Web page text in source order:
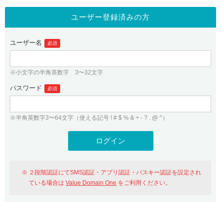
.jpドメインオークション
gTLDオークション NEW!
.jpドメインバックオーダー
プレミアムドメイン
人気ドメインの種類
WHOIS検索
紹介制度
バリュードメインAPI
ドメイン・ホスティングOEM
ログイン
従来のバリュードメインをご利用希望の方
Value Domainにログイン
おすすめ One レンタルサーバーを含む最新の機能を使う方
ユーザー登録
ユーザー登録済みの方
ユーザー名 必須
※小文字の半角英数字 3〜32文字
パスワード 必須
※半角英数字3〜64文字（使える記号 ! # $ % & + - ? . @ ^）
２段階認証にてSMS認証・アプリ認証・パスキー認証を設定され
ている場合はValue Domain One をご利用ください。